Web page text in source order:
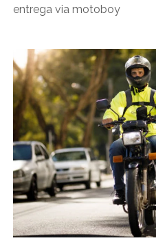
entrega via motoboy